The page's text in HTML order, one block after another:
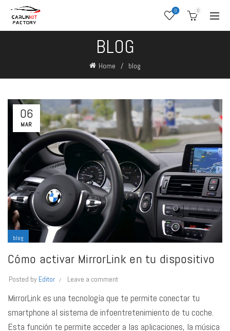
0 0
BLOG
Home blog
06
MAR
blog
Cómo activar MirrorLink en tu dispositivo
Posted by Editor Leave a comment
MirrorLink es una tecnología que te permite conectar tu
smartphone al sistema de infoentretenimiento de tu coche.
Esta función te permite acceder a las aplicaciones, la música